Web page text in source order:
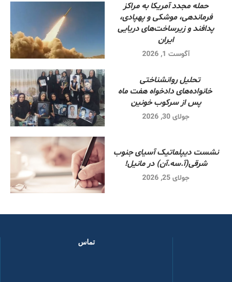
حمله مجدد آمریکا به مراکز
فرماندهی، موشکی و پهپادی،
پدافند و زیرساخت‌های دریایی
ایران
آگوست 1, 2026
تحلیل روانشناختی
خانواده‌های دادخواه هفت ماه
پس از سرکوب خونین
جولای 30, 2026
نشست دیپلماتیک آسیای جنوب
شرقی‌(آ.سه.آن) در مانیل!
جولای 25, 2026
تماس